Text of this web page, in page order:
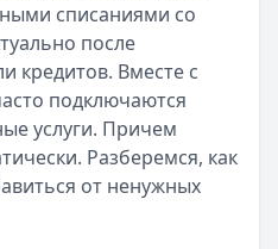
списаниями со
после
кредитов. Вместе с
подключаются
услуги. Причем
Разберемся, как
от ненужных